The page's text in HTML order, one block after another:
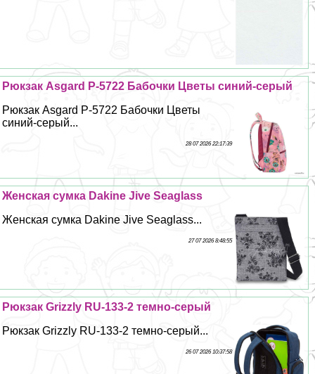
Рюкзак Asgard Р-5722 Бабочки Цветы синий-серый
Рюкзак Asgard Р-5722 Бабочки Цветы
синий-серый...
28 07 2026 22:17:39
Женская сумка Dakine Jive Seaglass
Женская сумка Dakine Jive Seaglass...
27 07 2026 8:48:55
Рюкзак Grizzly RU-133-2 темно-серый
Рюкзак Grizzly RU-133-2 темно-серый...
26 07 2026 10:37:58